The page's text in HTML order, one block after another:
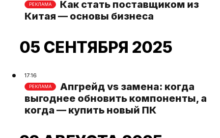
РЕКЛАМА
Как стать поставщиком из
Китая — основы бизнеса
05 СЕНТЯБРЯ 2025
17:16
РЕКЛАМА
Апгрейд vs замена: когда
выгоднее обновить компоненты, а
когда — купить новый ПК